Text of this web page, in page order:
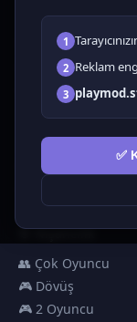
1
2 Reklam
3
✅
Tüm Oyunlar
🗺️ Macera
🧩 Bulmacalar
🎮 Tıklayıcı
💅 Kızlar
🕹️ Arcade
🎮 Hypercasual
🎮 Erkekler
🎯 Nişancılık
👥 Çok Oyuncu
🎮 Dövüş
🎮 2 Oyuncu